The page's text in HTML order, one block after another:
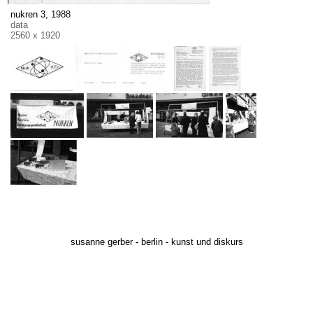
nukren 3, 1988
data
2560 x 1920
susanne gerber - berlin - kunst und diskurs